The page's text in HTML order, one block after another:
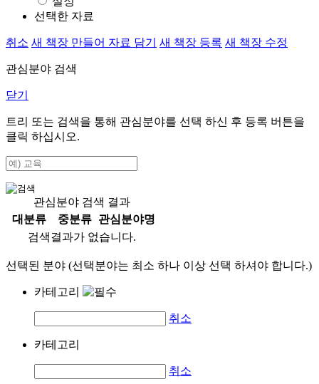
선택한 자료
취소 새 책장 만들어 자료 담기 새 책장 등록 새 책장 수정
관심분야 검색
닫기
트리 또는 검색을 통해 관심분야를 선택 하신 후 등록 버튼을
클릭 하십시오.
관심분야 검색 결과
대분류
중분류
관심분야명
검색결과가 없습니다.
선택된 분야 (선택분야는 최소 하나 이상 선택 하셔야 합니다.)
카테고리
취소
카테고리
취소